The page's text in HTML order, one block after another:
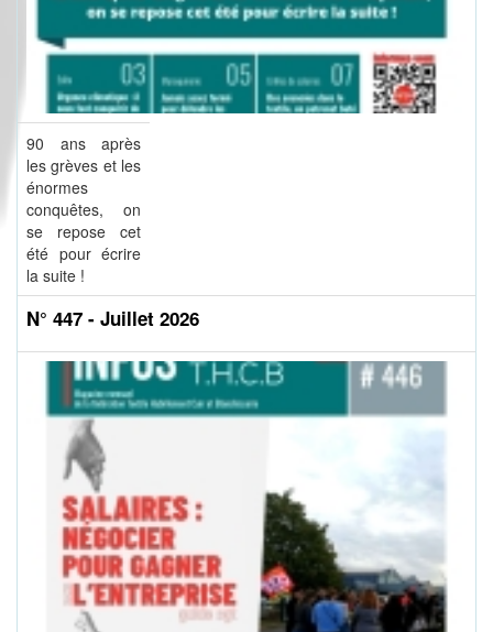
90 ans après
les grèves et les
énormes
conquêtes, on
se repose cet
été pour écrire
la suite !
N° 447 - Juillet 2026